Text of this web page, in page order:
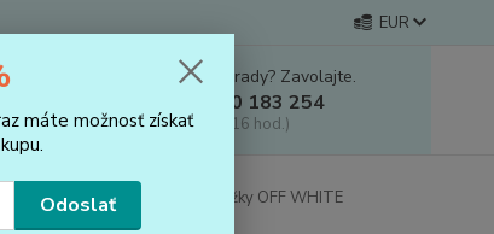
EUR
Neviete si rady? Zavolajte.
+421 910 183 254
(Po-Pia, 8-16 hod.)
ponožky Adjustačné ponožky OFF WHITE
máte možnosť získať
Odoslať